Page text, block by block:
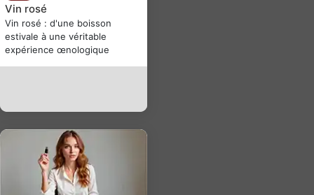
Vin rosé
Vin rosé : d'une boisson
estivale à une véritable
expérience œnologique